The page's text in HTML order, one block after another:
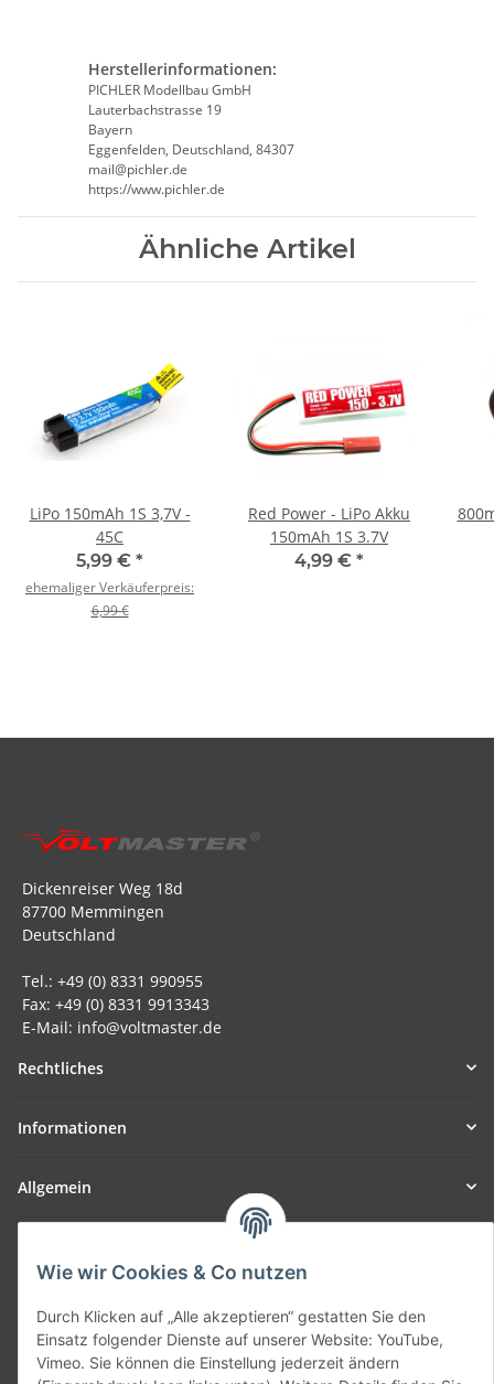
Wie wir Cookies & Co nutzen
Durch Klicken auf „Alle akzeptieren“ gestatten Sie den
Einsatz folgender Dienste auf unserer Website: YouTube,
Vimeo. Sie können die Einstellung jederzeit ändern
Herstellerinformationen:
PICHLER Modellbau GmbH
Lauterbachstrasse 19
Bayern
Eggenfelden, Deutschland, 84307
mail@pichler.de
https://www.pichler.de
Ähnliche Artikel
LiPo 150mAh 1S 3,7V -
45C
5,99 € *
ehemaliger Verkäuferpreis:
6,99 €
Red Power - LiPo Akku
150mAh 1S 3.7V
4,99 € *
Dickenreiser Weg 18d
87700 Memmingen
Deutschland
Tel.: +49 (0) 8331 990955
Fax: +49 (0) 8331 9913343
E-Mail: info@voltmaster.de
Rechtliches
Informationen
Allgemein
SmoliTec - Safety. Simplified. Worldwide. ( B2B Shop )
Vertrag widerrufen